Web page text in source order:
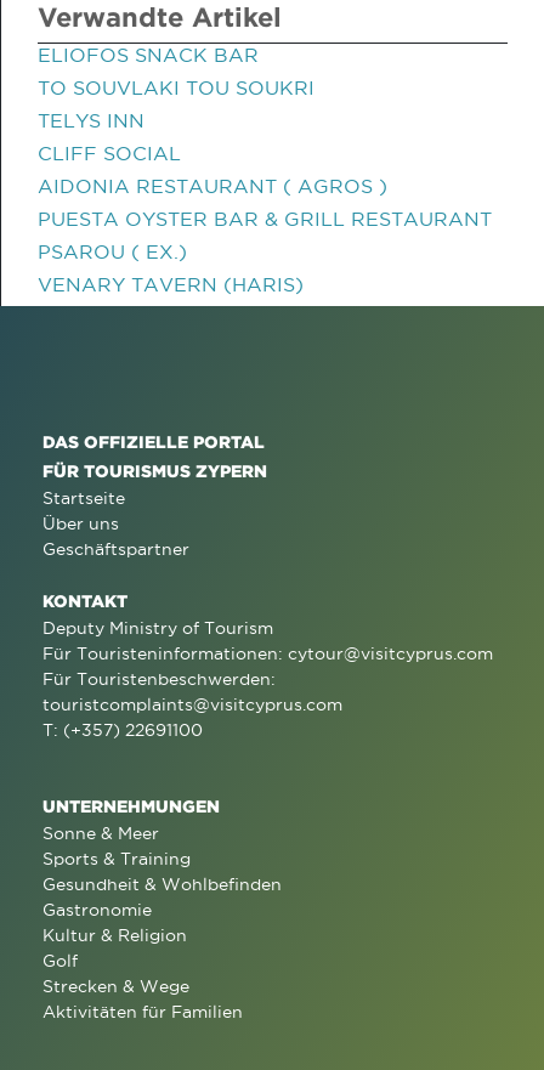
Verwandte Artikel
ELIOFOS SNACK BAR
TO SOUVLAKI TOU SOUKRI
TELYS INN
CLIFF SOCIAL
AIDONIA RESTAURANT ( AGROS )
PUESTA OYSTER BAR & GRILL RESTAURANT
PSAROU ( EX.)
VENARY TAVERN (HARIS)
DAS OFFIZIELLE PORTAL
FÜR TOURISMUS ZYPERN
Startseite
Über uns
Geschäftspartner
KONTAKT
Deputy Ministry of Tourism
Für Touristeninformationen: cytour@visitcyprus.com
Für Touristenbeschwerden:
touristcomplaints@visitcyprus.com
T: (+357) 22691100
UNTERNEHMUNGEN
Sonne & Meer
Sports & Training
Gesundheit & Wohlbefinden
Gastronomie
Kultur & Religion
Golf
Strecken & Wege
Aktivitäten für Familien